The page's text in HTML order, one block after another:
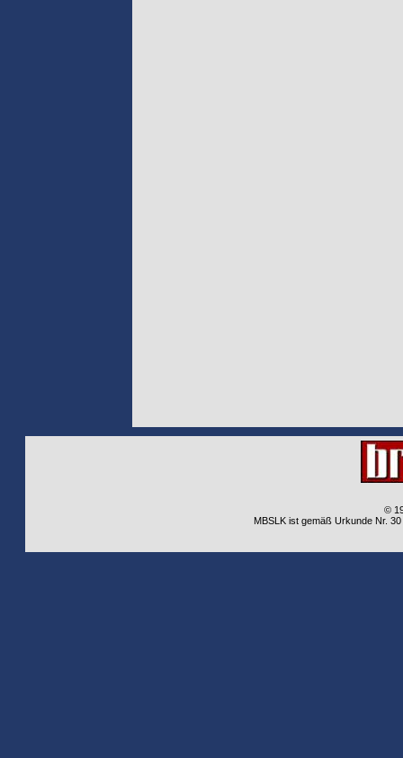
©
MBSLK ist gemäß Urkunde Nr.